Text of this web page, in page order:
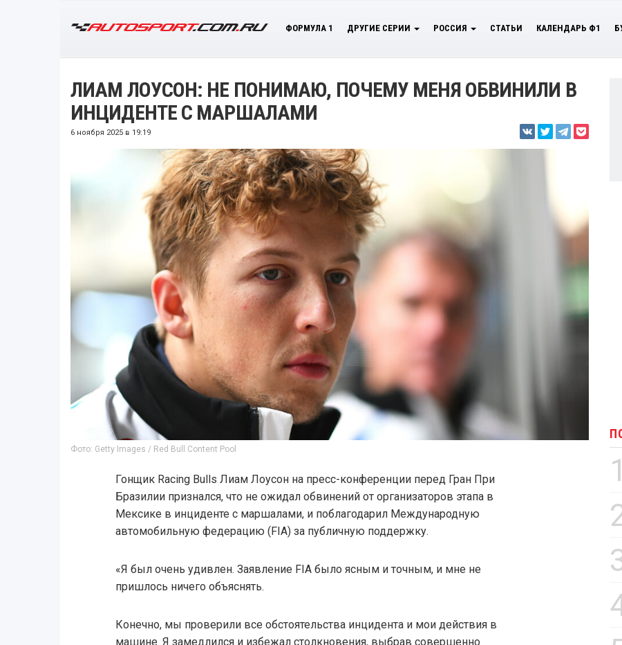
ФОРМУЛА 1 ДРУГИЕ СЕРИИ РОССИЯ СТАТЬИ КАЛЕНДАРЬ Ф1
ЛИАМ ЛОУСОН: НЕ ПОНИМАЮ, ПОЧЕМУ МЕНЯ ОБВИНИЛИ В
ИНЦИДЕНТЕ С МАРШАЛАМИ
6 ноября 2025 в 19:19
Фото: Getty Images / Red Bull Content Pool
Гонщик Racing Bulls Лиам Лоусон на пресс-конференции перед Гран При
Бразилии признался, что не ожидал обвинений от организаторов этапа в
Мексике в инциденте с маршалами, и поблагодарил Международную
автомобильную федерацию (FIA) за публичную поддержку.
«Я был очень удивлен. Заявление FIA было ясным и точным, и мне не
пришлось ничего объяснять.
Конечно, мы проверили все обстоятельства инцидента и мои действия в
машине. Я замедлился и избежал столкновения, выбрав совершенно
1